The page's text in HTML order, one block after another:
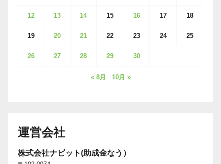
12 13 14 15 16 17 18
19 20 21 22 23 24 25
26 27 28 29 30
« 8月 10月 »
運営会社
株式会社ナビット(助成金なう）